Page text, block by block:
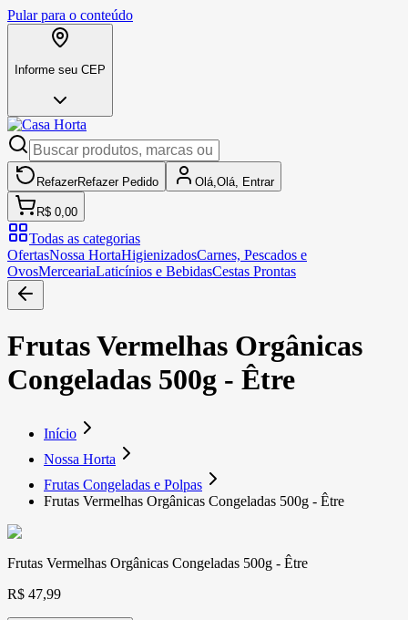
Pular para o conteúdo
Informe seu CEP
RefazerRefazer Pedido Olá, Olá, Entrar
R$ 0,00
Todas as categorias
OfertasNossa HortaHigienizadosCarnes, Pescados e
OvosMerceariaLaticínios e BebidasCestas Prontas
Frutas Vermelhas Orgânicas
Congeladas 500g - Être
Início
Nossa Horta
Frutas Congeladas e Polpas
Frutas Vermelhas Orgânicas Congeladas 500g - Être
Frutas Vermelhas Orgânicas Congeladas 500g - Être
R$ 47,99